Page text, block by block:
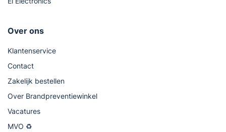
Over ons
Klantenservice
Contact
Zakelijk bestellen
Over Brandpreventiewinkel
Vacatures
MVO ♻